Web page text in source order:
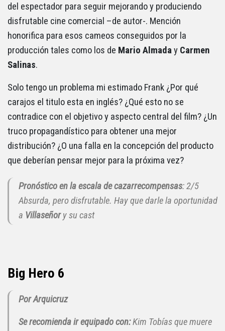
del espectador para seguir mejorando y produciendo
disfrutable cine comercial –de autor-. Mención
honorifica para esos cameos conseguidos por la
producción tales como los de Mario Almaday Carmen
Salinas.
Solo tengo un problema mi estimado Frank ¿Por qué
carajos el titulo esta en inglés? ¿Qué esto no se
contradice con el objetivo y aspecto central del film? ¿Un
truco propagandístico para obtener una mejor
distribución? ¿O una falla en la concepción del producto
que deberían pensar mejor para la próxima vez?
Pronóstico en la escala de cazarrecompensas: 2/5
Absurda, pero disfrutable. Hay que darle la oportunidad
a Villaseñory su cast
Big Hero 6
Por Arquicruz
Se recomienda ir equipado con:Kim Tobías que muere